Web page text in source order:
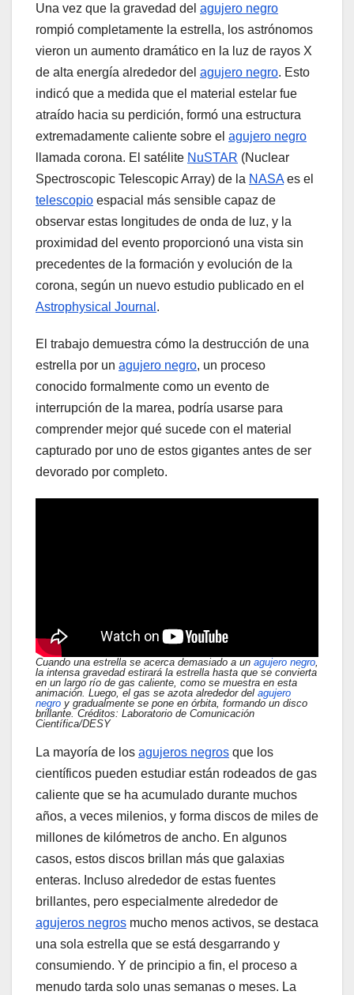
Una vez que la gravedad del agujero negro
rompió completamente la estrella, los astrónomos
vieron un aumento dramático en la luz de rayos X
de alta energía alrededor del agujero negro. Esto
indicó que a medida que el material estelar fue
atraído hacia su perdición, formó una estructura
extremadamente caliente sobre el agujero negro
llamada corona. El satélite NuSTAR (Nuclear
Spectroscopic Telescopic Array) de la NASAes el
telescopio espacial más sensible capaz de
observar estas longitudes de onda de luz, y la
proximidad del evento proporcionó una vista sin
precedentes de la formación y evolución de la
corona, según un nuevo estudio publicado en el
Astrophysical Journal .
El trabajo demuestra cómo la destrucción de una
estrella por un agujero negro, un proceso
conocido formalmente como un evento de
interrupción de la marea, podría usarse para
comprender mejor qué sucede con el material
capturado por uno de estos gigantes antes de ser
devorado por completo.
Cuando una estrella se acerca demasiado a un agujero negro,
la intensa gravedad estirará la estrella hasta que se convierta
en un largo río de gas caliente, como se muestra en esta
animación. Luego, el gas se azota alrededor del agujero
negro y gradualmente se pone en órbita, formando un disco
brillante. Créditos: Laboratorio de Comunicación
Científica/DESY
La mayoría de los agujeros negros que los
científicos pueden estudiar están rodeados de gas
caliente que se ha acumulado durante muchos
años, a veces milenios, y forma discos de miles de
millones de kilómetros de ancho. En algunos
casos, estos discos brillan más que galaxias
enteras. Incluso alrededor de estas fuentes
brillantes, pero especialmente alrededor de
agujeros negros mucho menos activos, se destaca
una sola estrella que se está desgarrando y
consumiendo. Y de principio a fin, el proceso a
menudo tarda solo unas semanas o meses. La